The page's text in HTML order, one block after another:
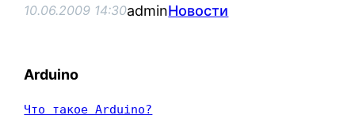
10.06.2009 14:30adminНовости
Arduino
Что такое Arduino?